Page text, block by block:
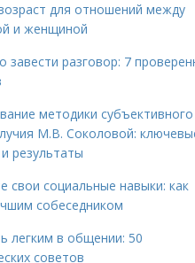
для отношений между
и женщиной
завести разговор: 7
методики субъективного
М.В. Соколовой:
результаты
свои социальные навыки: как
собеседником
легким в общении: 50
советов